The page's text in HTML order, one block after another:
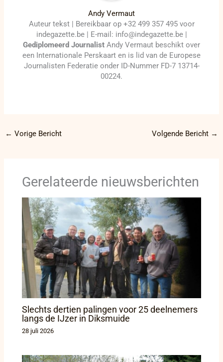
Andy Vermaut
Auteur tekst | Bereikbaar op +32 499 357 495 voor
indegazette.be | E-mail: info@indegazette.be |
Gediplomeerd Journalist Andy Vermaut beschikt over
een Internationale Perskaart en is lid van de Europese
Journalisten Federatie onder ID-Nummer FD-7 13714-
00224.
← Vorige Bericht Volgende Bericht →
Gerelateerde nieuwsberichten
Slechts dertien palingen voor 25 deelnemers
langs de IJzer in Diksmuide
28 juli 2026